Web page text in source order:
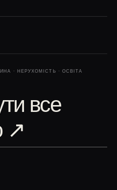
· НЕРУХОМІСТЬ · ОСВІТА
все
↗︎